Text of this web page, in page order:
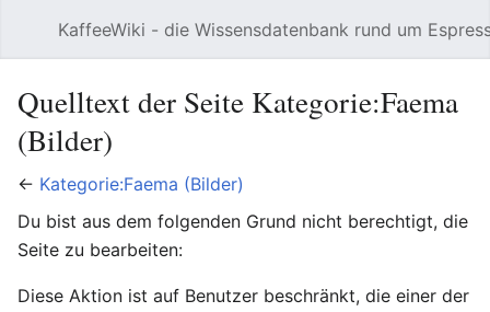
KaffeeWiki - die Wissensdatenbank rund um
Quelltext der Seite Kategorie:Faema
(Bilder)
← Kategorie:Faema (Bilder)
Du bist aus dem folgenden Grund nicht berechtigt, die
Seite zu bearbeiten:
Diese Aktion ist auf Benutzer beschränkt, die einer der